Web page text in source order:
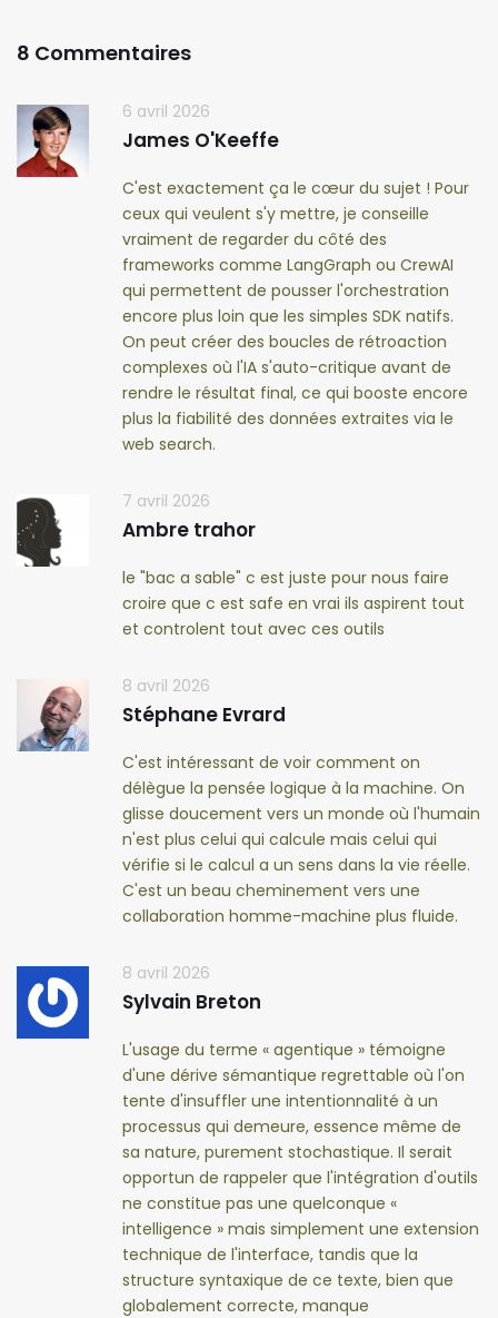
8 Commentaires
6 avril 2026
James O'Keeffe
C'est exactement ça le cœur du sujet ! Pour
ceux qui veulent s'y mettre, je conseille
vraiment de regarder du côté des
frameworks comme LangGraph ou CrewAI
qui permettent de pousser l'orchestration
encore plus loin que les simples SDK natifs.
On peut créer des boucles de rétroaction
complexes où l'IA s'auto-critique avant de
rendre le résultat final, ce qui booste encore
plus la fiabilité des données extraites via le
web search.
7 avril 2026
Ambre trahor
le "bac a sable" c est juste pour nous faire
croire que c est safe en vrai ils aspirent tout
et controlent tout avec ces outils
8 avril 2026
Stéphane Evrard
C'est intéressant de voir comment on
délègue la pensée logique à la machine. On
glisse doucement vers un monde où l'humain
n'est plus celui qui calcule mais celui qui
vérifie si le calcul a un sens dans la vie réelle.
C'est un beau cheminement vers une
collaboration homme-machine plus fluide.
8 avril 2026
Sylvain Breton
L'usage du terme « agentique » témoigne
d'une dérive sémantique regrettable où l'on
tente d'insuffler une intentionnalité à un
processus qui demeure, essence même de
sa nature, purement stochastique. Il serait
opportun de rappeler que l'intégration d'outils
ne constitue pas une quelconque «
intelligence » mais simplement une extension
technique de l'interface, tandis que la
structure syntaxique de ce texte, bien que
globalement correcte, manque